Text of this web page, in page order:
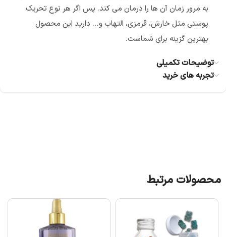
به مرور زمان آن ها را درمان می کند. پس اگر هر نوع تحریک
پوستی مثل خارش، قرمزی، التهاب و… دارید این محصول
بهترین گزینه برای شماست.
توضیحات تکمیلی
تجربه های خرید
محصولات مرتبط